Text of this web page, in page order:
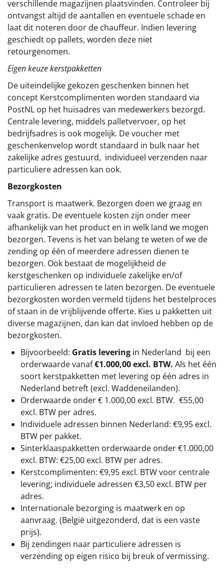
verschillende magazijnen plaatsvinden. Controleer bij
ontvangst altijd de aantallen en eventuele schade en
laat dit noteren door de chauffeur. Indien levering
geschiedt op pallets, worden deze niet
retourgenomen.
Eigen keuze kerstpakketten
De uiteindelijke gekozen geschenken binnen het
concept Kerstcomplimenten worden standaard via
PostNL op het huisadres van medewerkers bezorgd.
Centrale levering, middels palletvervoer, op het
bedrijfsadres is ook mogelijk. De voucher met
geschenkenvelop wordt standaard in bulk naar het
zakelijke adres gestuurd, individueel verzenden naar
particuliere adressen kan ook.
Bezorgkosten
Transport is maatwerk. Bezorgen doen we graag en
vaak gratis. De eventuele kosten zijn onder meer
afhankelijk van het product en in welk land we mogen
bezorgen. Tevens is het van belang te weten of we de
zending op één of meerdere adressen dienen te
bezorgen. Ook bestaat de mogelijkheid de
kerstgeschenken op individuele zakelijke en/of
particulieren adressen te laten bezorgen. De eventuele
bezorgkosten worden vermeld tijdens het bestelproces
of staan in de vrijblijvende offerte. Kies u pakketten uit
diverse magazijnen, dan kan dat invloed hebben op de
bezorgkosten.
Bijvoorbeeld: Gratis levering in Nederland bij een
orderwaarde vanaf€1.000,00 excl. BTW. Als het één
soort kerstpakketten met levering op één adres in
Nederland betreft (excl. Waddeneilanden).
Orderwaarde onder € 1.000,00 excl. BTW. €55,00
excl. BTW per adres.
Individuele adressen binnen Nederland: €9,95 excl.
BTW per pakket.
Sinterklaaspakketten orderwaarde onder €1.000,00
excl. BTW: €25,00 excl. BTW per adres.
Kerstcomplimenten: €9,95 excl. BTW voor centrale
levering; individuele adressen €3,50 excl. BTW per
adres.
Internationale bezorging is maatwerk en op
aanvraag. (België uitgezonderd, dat is een vaste
prijs).
Bij zendingen naar particuliere adressen is
verzending op eigen risico bij breuk of vermissing.